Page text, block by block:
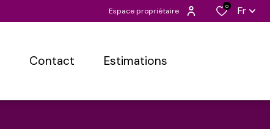
Espace propriétaire
0 Fr
contact estimations